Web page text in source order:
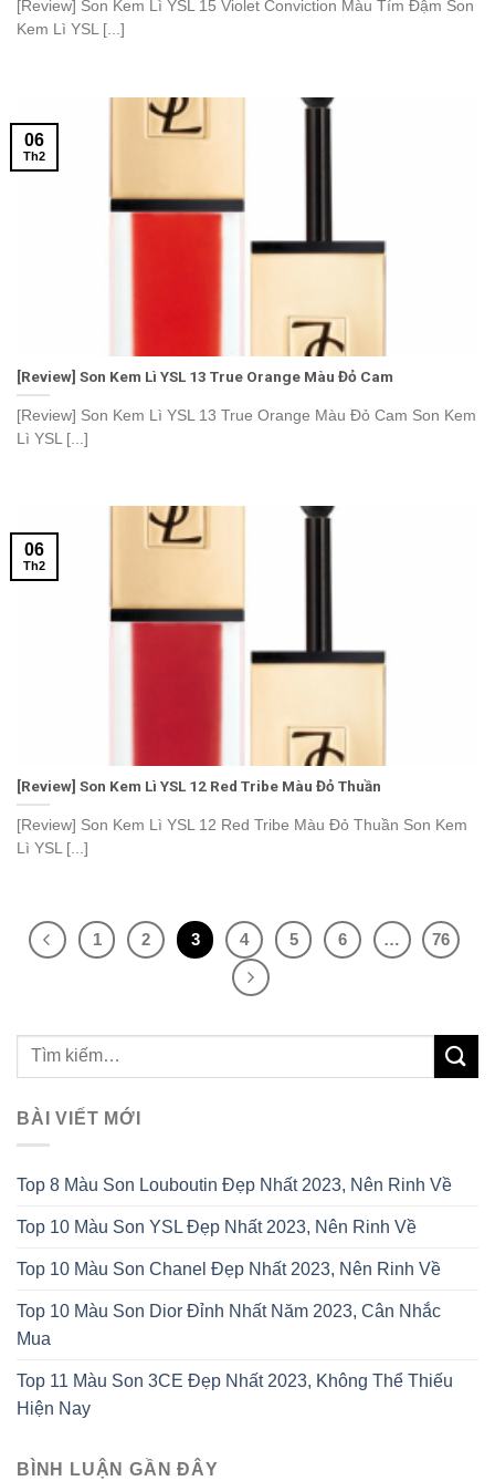
[Review] Son Kem Lì YSL 15 Violet Conviction Màu Tím Đậm Son
Kem Lì YSL [...]
[Review] Son Kem Lì YSL 13 True Orange Màu Đỏ Cam
[Review] Son Kem Lì YSL 13 True Orange Màu Đỏ Cam Son Kem
Lì YSL [...]
06
Th2
[Review] Son Kem Lì YSL 12 Red Tribe Màu Đỏ Thuần
[Review] Son Kem Lì YSL 12 Red Tribe Màu Đỏ Thuần Son Kem
Lì YSL [...]
06
Th2
1 2 3 4 5 6 … 76
BÀI VIẾT MỚI
Top 8 Màu Son Louboutin Đẹp Nhất 2023, Nên Rinh Về
Top 10 Màu Son YSL Đẹp Nhất 2023, Nên Rinh Về
Top 10 Màu Son Chanel Đẹp Nhất 2023, Nên Rinh Về
Top 10 Màu Son Dior Đỉnh Nhất Năm 2023, Cân Nhắc
Mua
Top 11 Màu Son 3CE Đẹp Nhất 2023, Không Thể Thiếu
Hiện Nay
BÌNH LUẬN GẦN ĐÂY